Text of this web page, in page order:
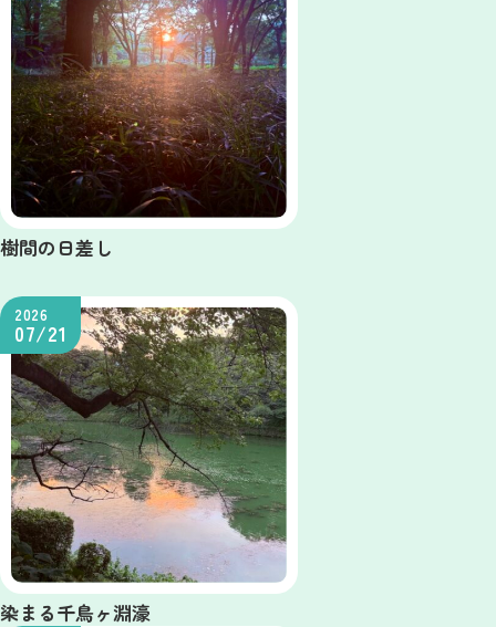
樹間の日差し
染まる千鳥ヶ淵濠
2026
07/21